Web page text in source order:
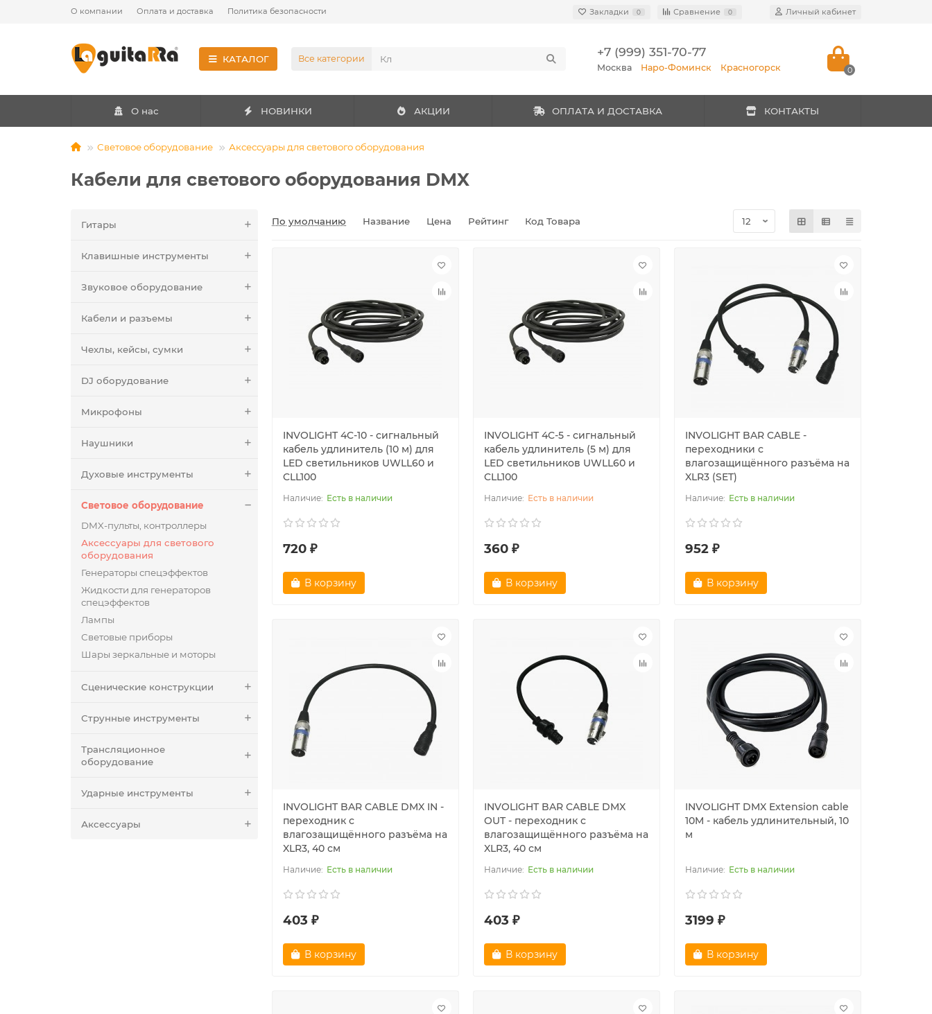
О компании Оплата и доставка Политика безопасности Закладки 0 Сравнение 0 Личный кабинет
КАТАЛОГ Все категории +7 (999) 351-70-77
Москва Наро-Фоминск Красногорск 0
О нас НОВИНКИ АКЦИИ ОПЛАТА И ДОСТАВКА КОНТАКТЫ
Световое оборудование Аксессуары для светового оборудования
Кабели для светового оборудования DMX
Гитары
Клавишные инструменты
Звуковое оборудование
Кабели и разъемы
Чехлы, кейсы, сумки
DJ оборудование
Микрофоны
Наушники
Духовые инструменты
Световое оборудование
DMX-пульты, контроллеры
Аксессуары для светового
оборудования
Генераторы спецэффектов
Жидкости для генераторов
спецэффектов
Лампы
Световые приборы
Шары зеркальные и моторы
Сценические конструкции
Струнные инструменты
Трансляционное
оборудование
Ударные инструменты
Аксессуары
По умолчанию Название Цена Рейтинг Код Товара
INVOLIGHT 4C-10 - сигнальный
кабель удлинитель (10 м) для
LED светильников UWLL60 и
CLL100
Есть в наличии
720 ₽
В корзину
INVOLIGHT 4C-5 - сигнальный
кабель удлинитель (5 м) для
LED светильников UWLL60 и
CLL100
Есть в наличии
360 ₽
В корзину
INVOLIGHT BAR CABLE -
переходники с
влагозащищённого разъёма на
XLR3 (SET)
Есть в наличии
952 ₽
В корзину
INVOLIGHT BAR CABLE DMX IN -
переходник с
влагозащищённого разъёма на
XLR3, 40 см
Есть в наличии
403 ₽
В корзину
INVOLIGHT BAR CABLE DMX
OUT - переходник с
влагозащищённого разъёма на
XLR3, 40 см
Есть в наличии
403 ₽
В корзину
INVOLIGHT DMX Extension cable
10M - кабель удлинительный, 10
м
Есть в наличии
3199 ₽
В корзину